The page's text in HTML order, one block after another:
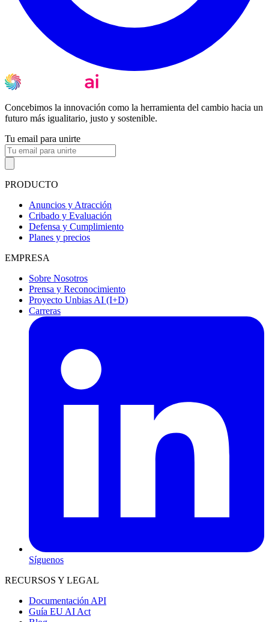
Concebimos la innovación como la herramienta del cambio hacia un
futuro más igualitario, justo y sostenible.
Tu email para unirte
PRODUCTO
Anuncios y Atracción
Cribado y Evaluación
Defensa y Cumplimiento
Planes y precios
EMPRESA
Sobre Nosotros
Prensa y Reconocimiento
Proyecto Unbias AI (I+D)
Carreras
Síguenos
RECURSOS Y LEGAL
Documentación API
Guía EU AI Act